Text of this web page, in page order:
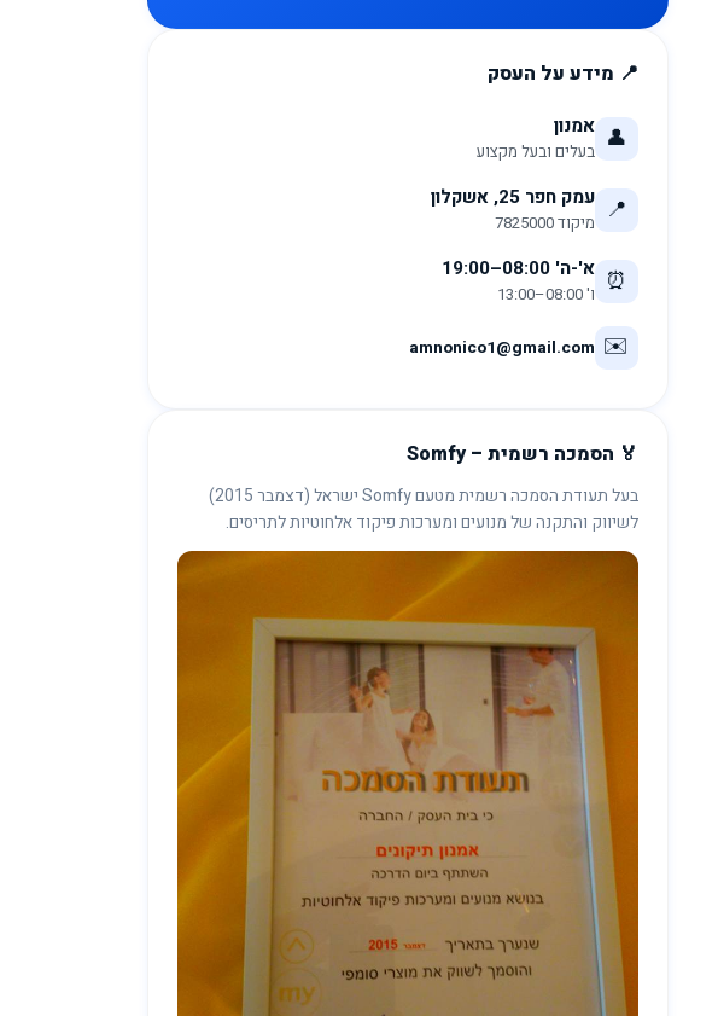
📍 מידע על העסק
👤 אמנון
בעלים ובעל מקצוע
📍 עמק חפר 25, אשקלון
מיקוד 7825000
⏰ א'-ה' 08:00–19:00
ו' 08:00–13:00
✉️
amnonico1@gmail.com
🏅 הסמכה רשמית – Somfy
בעל תעודת הסמכה רשמית מטעם Somfy ישראל (דצמבר 2015)
לשיווק והתקנה של מנועים ומערכות פיקוד אלחוטיות לתריסים.